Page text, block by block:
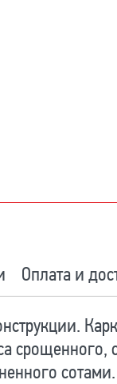
Оплата и
срощенного,